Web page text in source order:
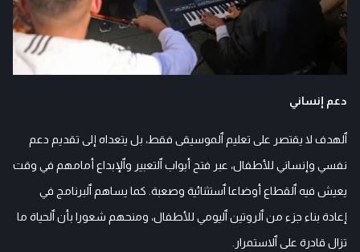
دعم إنساني
ٱلهدف لا يقتصر على تعليم ٱلموسيقى فقط، بل يتعداه إلى تقديم دعم
نفسي وإنساني للأطفال، عبر فتح أبواب ٱلتعبير وٱلإبداع أمامهم في وقت
يعيش فيه ٱلقطاع أوضاعا ٱستثنائية وصعبة. كما يساهم ٱلبرنامج في
إعادة بناء جزء من ٱلروتين ٱليومي للأطفال، ومنحهم شعورا بأن ٱلحياة ما
تزال قادرة على ٱلاستمرار.